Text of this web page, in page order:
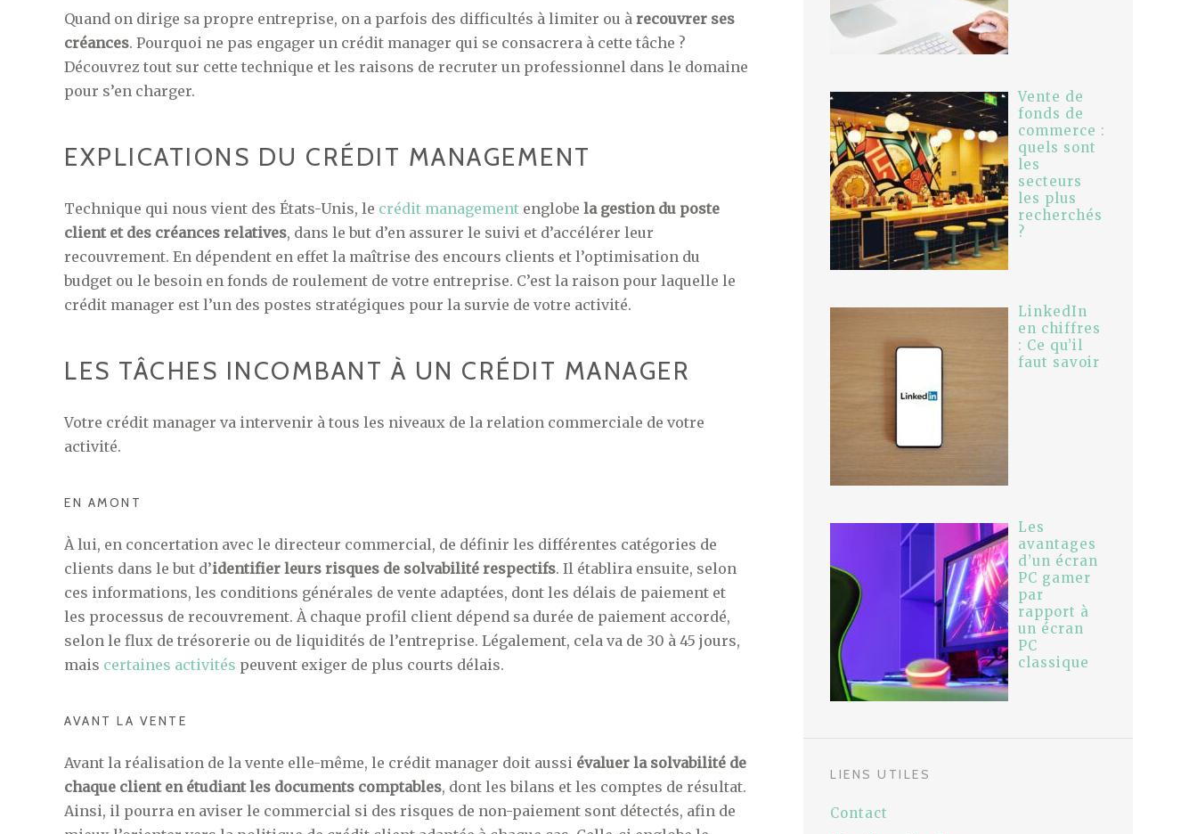
Quand on dirige sa propre entreprise, on a parfois des difficultés à limiter ou à recouvrer ses
créances. Pourquoi ne pas engager un crédit manager qui se consacrera à cette tâche ?
Découvrez tout sur cette technique et les raisons de recruter un professionnel dans le domaine
pour s’en charger.
EXPLICATIONS DU CRÉDIT MANAGEMENT
Technique qui nous vient des États-Unis, le crédit management englobe la gestion du poste
client et des créances relatives, dans le but d’en assurer le suivi et d’accélérer leur
recouvrement. En dépendent en effet la maîtrise des encours clients et l’optimisation du
budget ou le besoin en fonds de roulement de votre entreprise. C’est la raison pour laquelle le
crédit manager est l’un des postes stratégiques pour la survie de votre activité.
LES TÂCHES INCOMBANT À UN CRÉDIT MANAGER
Votre crédit manager va intervenir à tous les niveaux de la relation commerciale de votre
activité.
EN AMONT
À lui, en concertation avec le directeur commercial, de définir les différentes catégories de
clients dans le but d’identifier leurs risques de solvabilité respectifs. Il établira ensuite, selon
ces informations, les conditions générales de vente adaptées, dont les délais de paiement et
les processus de recouvrement. À chaque profil client dépend sa durée de paiement accordé,
selon le flux de trésorerie ou de liquidités de l’entreprise. Légalement, cela va de 30 à 45 jours,
mais certaines activités peuvent exiger de plus courts délais.
AVANT LA VENTE
Avant la réalisation de la vente elle-même, le crédit manager doit aussi évaluer la solvabilité de
chaque client en étudiant les documents comptables, dont les bilans et les comptes de résultat.
Ainsi, il pourra en aviser le commercial si des risques de non-paiement sont détectés, afin de
Vente de
fonds de
commerce :
quels sont
les
secteurs
les plus
recherchés
?
LinkedIn
en chiffres
: Ce qu’il
faut savoir
Les
avantages
d’un écran
PC gamer
par
rapport à
un écran
PC
classique
LIENS UTILES
Contact